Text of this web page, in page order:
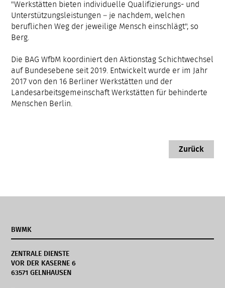
"Werkstätten bieten individuelle Qualifizierungs- und
Unterstützungsleistungen – je nachdem, welchen
beruflichen Weg der jeweilige Mensch einschlägt", so
Berg.
Die BAG WfbM koordiniert den Aktionstag Schichtwechsel
auf Bundesebene seit 2019. Entwickelt wurde er im Jahr
2017 von den 16 Berliner Werkstätten und der
Landesarbeitsgemeinschaft Werkstätten für behinderte
Menschen Berlin.
Zurück
BWMK
ZENTRALE DIENSTE
VOR DER KASERNE 6
63571 GELNHAUSEN